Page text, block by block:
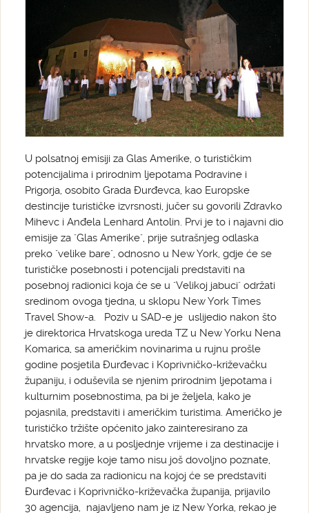
U polsatnoj emisiji za Glas Amerike, o turističkim
potencijalima i prirodnim ljepotama Podravine i
Prigorja, osobito Grada Đurđevca, kao Europske
destincije turističke izvrsnosti, jučer su govorili Zdravko
Mihevc i Anđela Lenhard Antolin. Prvi je to i najavni dio
emisije za "Glas Amerike", prije sutrašnjeg odlaska
preko "velike bare", odnosno u New York, gdje će se
turističke posebnosti i potencijali predstaviti na
posebnoj radionici koja će se u "Velikoj jabuci" održati
sredinom ovoga tjedna, u sklopu New York Times
Travel Show-a. Poziv u SAD-e je uslijedio nakon što
je direktorica Hrvatskoga ureda TZ u New Yorku Nena
Komarica, sa američkim novinarima u rujnu prošle
godine posjetila Đurđevac i Koprivničko-križevačku
županiju, i oduševila se njenim prirodnim ljepotama i
kulturnim posebnostima, pa bi je željela, kako je
pojasnila, predstaviti i američkim turistima. Američko je
turističko tržište općenito jako zainteresirano za
hrvatsko more, a u posljednje vrijeme i za destinacije i
hrvatske regije koje tamo nisu još dovoljno poznate,
pa je do sada za radionicu na kojoj će se predstaviti
Đurđevac i Koprivničko-križevačka županija, prijavilo
30 agencija, najavljeno nam je iz New Yorka, rekao je